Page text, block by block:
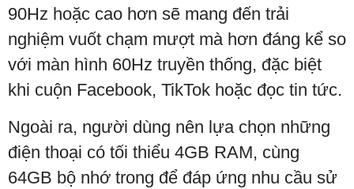
90Hz hoặc cao hơn sẽ mang đến trải
nghiệm vuốt chạm mượt mà hơn đáng kể so
với màn hình 60Hz truyền thống, đặc biệt
khi cuộn Facebook, TikTok hoặc đọc tin tức.
Ngoài ra, người dùng nên lựa chọn những
điện thoại có tối thiểu 4GB RAM, cùng
64GB bộ nhớ trong để đáp ứng nhu cầu sử